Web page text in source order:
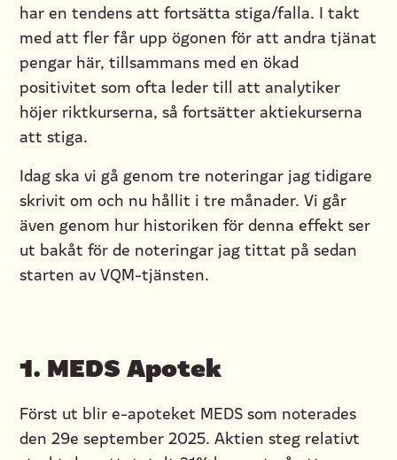
har en tendens att fortsätta stiga/falla. I takt
med att fler får upp ögonen för att andra tjänat
pengar här, tillsammans med en ökad
positivitet som ofta leder till att analytiker
höjer riktkurserna, så fortsätter aktiekurserna
att stiga.
Idag ska vi gå genom tre noteringar jag tidigare
skrivit om och nu hållit i tre månader. Vi går
även genom hur historiken för denna effekt ser
ut bakåt för de noteringar jag tittat på sedan
starten av VQM-tjänsten.
1. MEDS Apotek
Först ut blir e-apoteket MEDS som noterades
den 29e september 2025. Aktien steg relativt